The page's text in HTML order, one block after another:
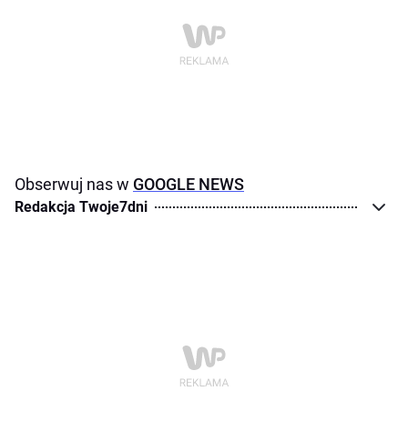
Obserwuj nas w GOOGLE NEWS
Redakcja Twoje7dni